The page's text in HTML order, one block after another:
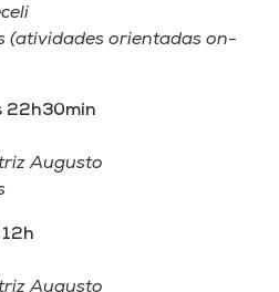
(atividades orientadas on-
22h30min
Augusto
Augusto